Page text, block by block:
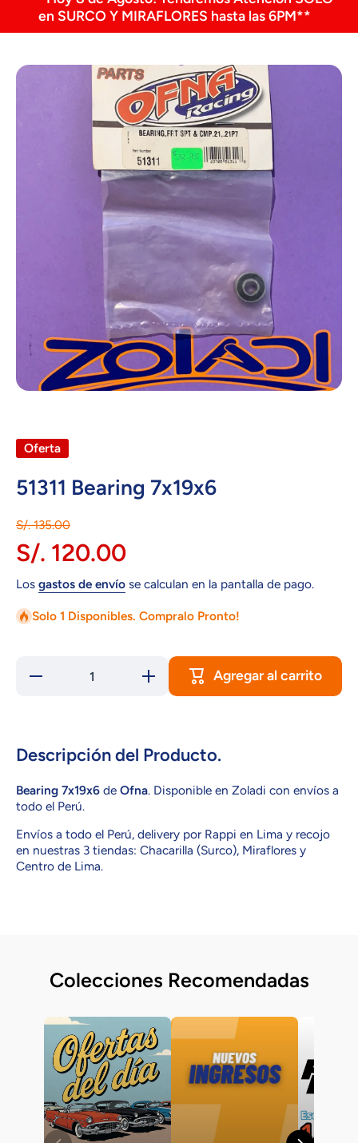
en SURCO Y MIRAFLORES hasta las 6PM**
Ir directamente a la información del producto
Oferta
51311 Bearing 7x19x6
S/. 135.00
S/. 120.00
Los gastos de envío se calculan en la pantalla de pago.
Solo 1 Disponibles. Compralo Pronto!
Reducir
Aumentar
cantidad
para
Agregar al carrito
Descripción del Producto.
Bearing 7x19x6 de Ofna. Disponible en Zoladi con envíos a
todo el Perú.
Envíos a todo el Perú, delivery por Rappi en Lima y recojo
en nuestras 3 tiendas: Chacarilla (Surco), Miraflores y
Centro de Lima.
Colecciones Recomendadas